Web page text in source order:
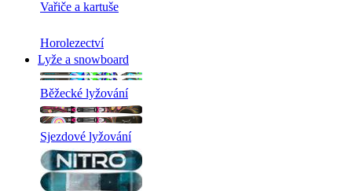
Vařiče a kartuše
Horolezectví
Lyže a snowboard
Běžecké lyžování
Sjezdové lyžování